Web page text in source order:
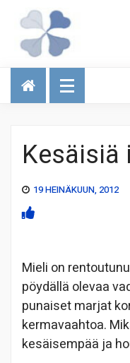
Talous
Kesäisiä
19 HEINÄKUUN, 2012
Mieli on
pöydällä olevaa
punaiset marjat
kermavaahtoa.
kesäisempää ja